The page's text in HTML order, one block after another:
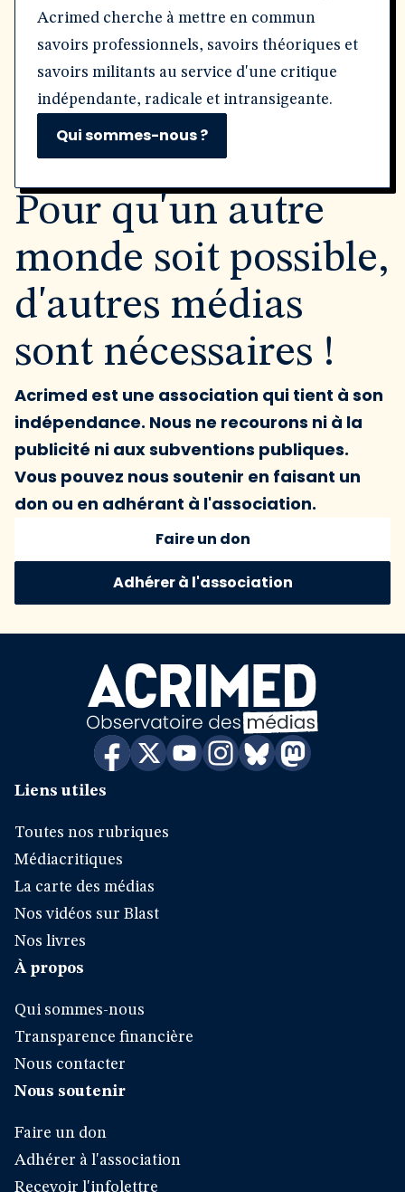
Acrimed cherche à mettre en commun
savoirs professionnels, savoirs théoriques et
savoirs militants au service d'une critique
indépendante, radicale et intransigeante.
Qui sommes-nous ?
Pour qu'un autre
monde soit possible,
d'autres médias
sont nécessaires !
Acrimed est une association qui tient à son
indépendance. Nous ne recourons ni à la
publicité ni aux subventions publiques.
Vous pouvez nous soutenir en faisant un
don ou en adhérant à l'association.
Faire un don
Adhérer à l'association
Liens utiles
Toutes nos rubriques
Médiacritiques
La carte des médias
Nos vidéos sur Blast
Nos livres
À propos
Qui sommes-nous
Transparence financière
Nous contacter
Nous soutenir
Faire un don
Adhérer à l'association
Recevoir l'infolettre